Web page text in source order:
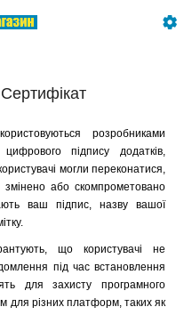
розробниками
підпису додатків,
могли переконатися,
або скомпрометовано
ваш підпис, назву вашої
що користувачі не
під час встановлення
для захисту програмного
для різних платформ, таких як